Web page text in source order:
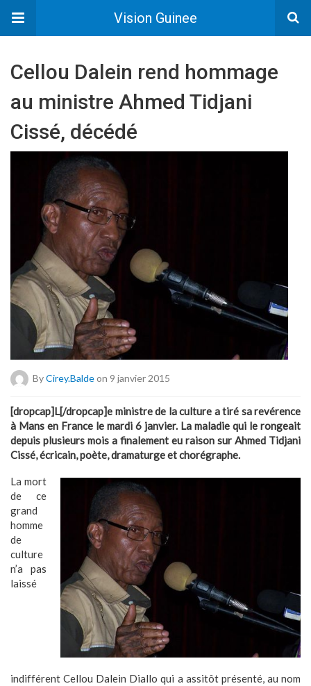
Vision Guinee
Cellou Dalein rend hommage
au ministre Ahmed Tidjani
Cissé, décédé
ByCirey.baldeon 9 janvier 2015
[dropcap]L[/dropcap]e ministre de la culture a tiré sa revérence
à Mans en France le mardi 6 janvier. La maladie qui le rongeait
depuis plusieurs mois a finalement eu raison sur Ahmed Tidjani
Cissé, écricain, poète, dramaturge et chorégraphe.
La mort
de ce
grand
homme
de
culture
n’a pas
laissé
indifférent Cellou Dalein Diallo qui a assitôt présenté, au nom